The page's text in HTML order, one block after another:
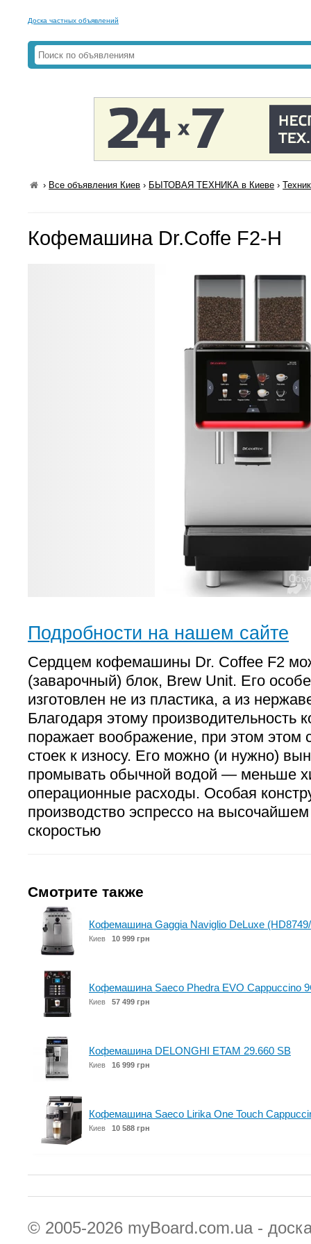
Доска частных объявлений
› Все объявления Киев › БЫТОВАЯ ТЕХНИКА в Киеве ›
Кофемашина Dr.Coffe F2-H
Подробности на нашем сайте
Сердцем кофемашины Dr. Coffee F2
(заварочный) блок, Brew Unit. Его
изготовлен не из пластика, а из
Благодаря этому
поражает воображение, при этом
стоек к износу. Его можно (и нужно)
промывать обычной водой — меньше
операционные расходы. Особая
производство эспрессо на
скоростью
Смотрите также
Кофемашина Gaggia Naviglio DeLuxe
Киев 10 999 грн
Кофемашина Saeco Phedra EVO Cappuccino
Киев 57 499 грн
Кофемашина DELONGHI ETAM 29.660 SB
Киев 16 999 грн
Кофемашина Saeco Lirika One Touch
Киев 10 588 грн
© 2005-2026 myBoard.com.ua -